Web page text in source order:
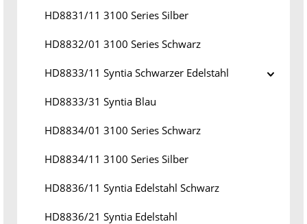
HD8831/11 3100 Series Silber
HD8832/01 3100 Series Schwarz
HD8833/11 Syntia Schwarzer Edelstahl
HD8833/31 Syntia Blau
HD8834/01 3100 Series Schwarz
HD8834/11 3100 Series Silber
HD8836/11 Syntia Edelstahl Schwarz
HD8836/21 Syntia Edelstahl